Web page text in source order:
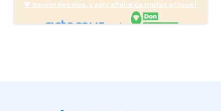
💙 Sauver des vies, c’est l’affaire de toutes et tous !